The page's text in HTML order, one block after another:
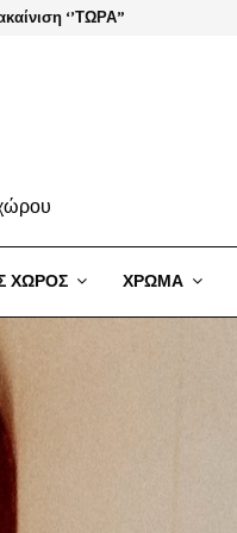
‘’ΤΩΡΑ”
ΧΩΡΟΣ ΧΡΩΜΑ